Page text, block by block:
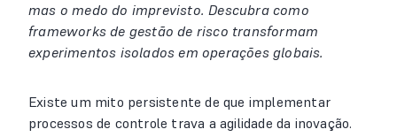
mas o medo do imprevisto. Descubra como
frameworks de gestão de risco transformam
experimentos isolados em operações globais.
Existe um mito persistente de que implementar
processos de controle trava a agilidade da inovação.